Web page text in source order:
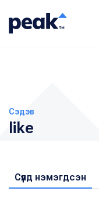
Сэдэв
like
Сүүлд нэмэгдсэн